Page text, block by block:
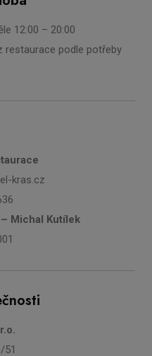
12:00 – 20:00
restaurace podle potřeby
kras.cz
Michal Kutílek
51